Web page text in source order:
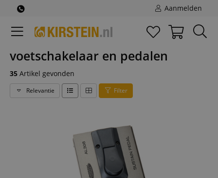
Aanmelden
voetschakelaar en pedalen
35 Artikel gevonden
Relevantie Filter